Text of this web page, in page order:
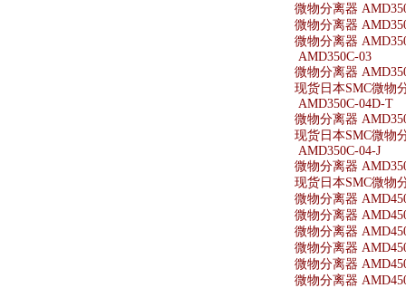
微物分离器
微物分离器
微物分离器
AMD350C-03
微物分离器
现货日本SMC微物
AMD350C-04D-T
微物分离器
现货日本SMC微物
AMD350C-04-J
微物分离器
现货日本SMC微物
微物分离器
微物分离器
微物分离器
微物分离器
微物分离器
微物分离器